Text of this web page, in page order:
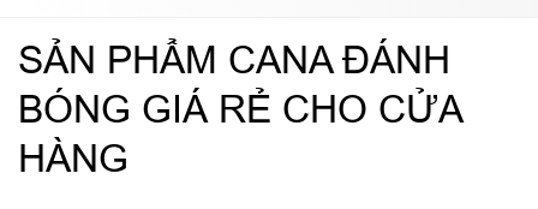
SẢN PHẨM CANA ĐÁNH
BÓNG GIÁ RẺ CHO CỬA
HÀNG